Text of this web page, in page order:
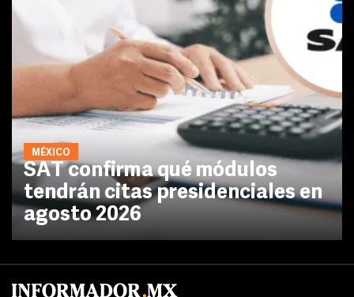
MÉXICO
SAT confirma qué módulos
tendrán citas presidenciales en
agosto 2026